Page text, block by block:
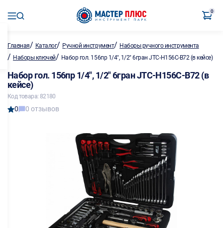
0
Главная/ Каталог/ Ручной инструмент/ Наборы ручного инструмента
/ Наборы ключей/ Набор гол. 156пр 1/4", 1/2" 6гран JTC-H156C-B72 (в кейсе)
Набор гол. 156пр 1/4", 1/2" 6гран JTC-H156C-B72 (в
кейсе)
Код товара: 82180
0 0 отзывов